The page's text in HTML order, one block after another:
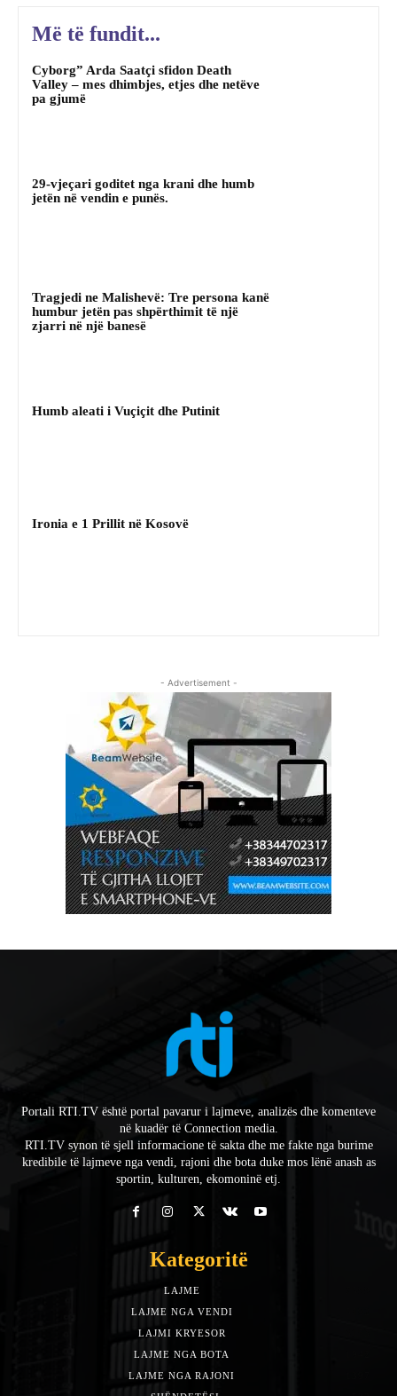
Më të fundit...
Cyborg” Arda Saatçi sfidon Death
Valley – mes dhimbjes, etjes dhe netëve
pa gjumë
29-vjeçari goditet nga krani dhe humb
jetën në vendin e punës.
Tragjedi ne Malishevë: Tre persona kanë
humbur jetën pas shpërthimit të një
zjarri në një banesë
Humb aleati i Vuçiçit dhe Putinit
Ironia e 1 Prillit në Kosovë
- Advertisement -
Portali RTI.TV është portal pavarur i lajmeve, analizës dhe komenteve
në kuadër të Connection media.
RTI.TV synon të sjell informacione të sakta dhe me fakte nga burime
kredibile të lajmeve nga vendi, rajoni dhe bota duke mos lënë anash as
sportin, kulturen, ekomoninë etj.
Kategoritë
LAJME
LAJME NGA VENDI
LAJMI KRYESOR
LAJME NGA BOTA
LAJME NGA RAJONI